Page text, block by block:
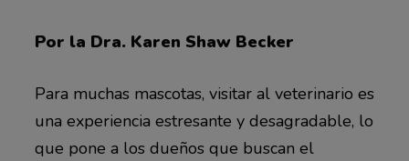
Por la Dra. Karen Shaw Becker
Para muchas mascotas, visitar al veterinario es
una experiencia estresante y desagradable, lo
que pone a los dueños que buscan el